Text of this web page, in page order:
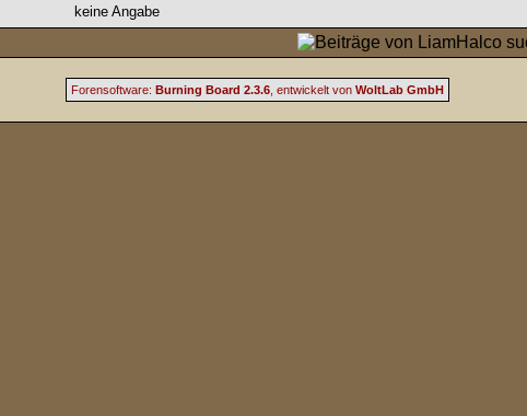
keine Angabe
Forensoftware: Burning Board 2.3.6, entwickelt von WoltLab GmbH